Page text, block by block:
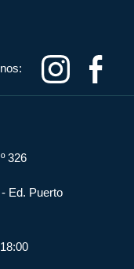
326
Ed. Puerto